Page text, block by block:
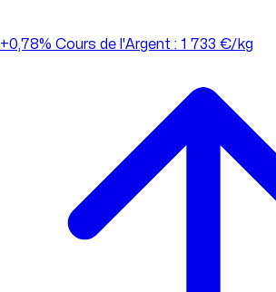
+0,78% Cours de l'Argent : 1 733 €/kg
Cours de l'Argent : 1 733 €/kg